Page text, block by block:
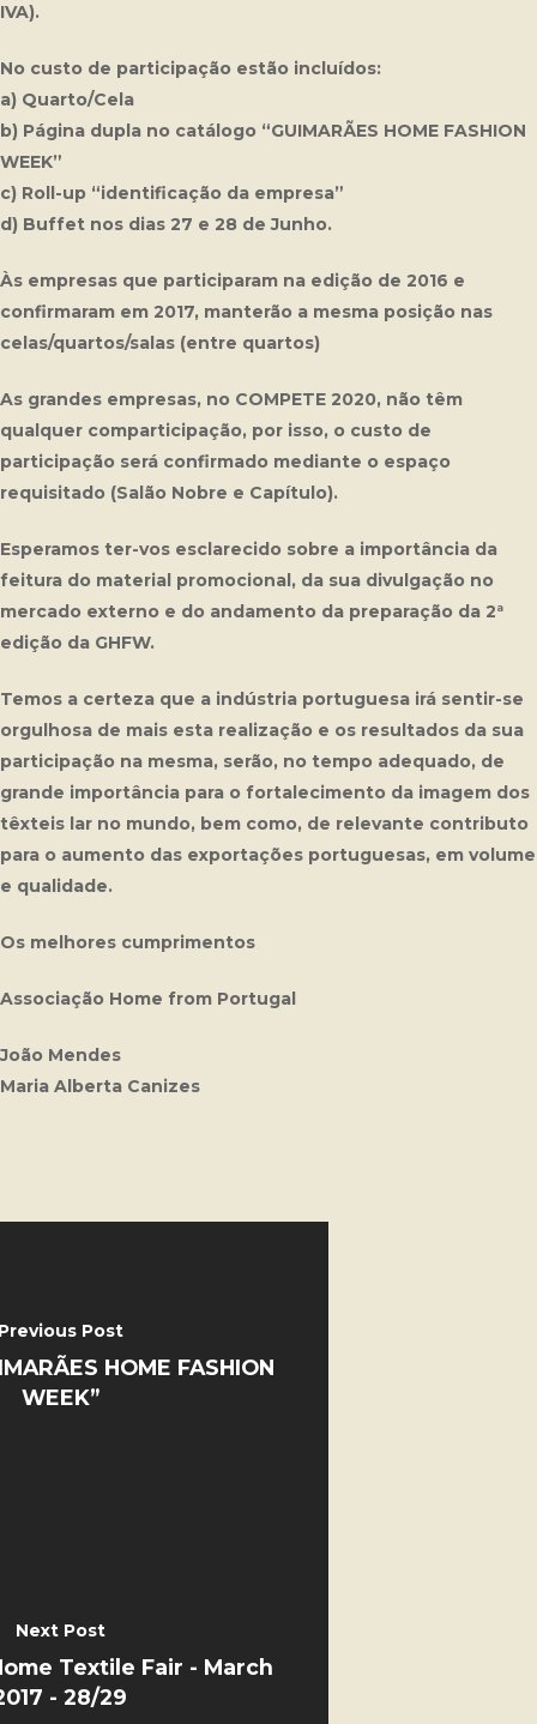
IVA).
No custo de participação estão incluídos:
a) Quarto/Cela
b) Página dupla no catálogo “GUIMARÃES HOME FASHION
WEEK”
c) Roll-up “identificação da empresa”
d) Buffet nos dias 27 e 28 de Junho.
Às empresas que participaram na edição de 2016 e
confirmaram em 2017, manterão a mesma posição nas
celas/quartos/salas (entre quartos)
As grandes empresas, no COMPETE 2020, não têm
qualquer comparticipação, por isso, o custo de
participação será confirmado mediante o espaço
requisitado (Salão Nobre e Capítulo).
Esperamos ter-vos esclarecido sobre a importância da
feitura do material promocional, da sua divulgação no
mercado externo e do andamento da preparação da 2ª
edição da GHFW.
Temos a certeza que a indústria portuguesa irá sentir-se
orgulhosa de mais esta realização e os resultados da sua
participação na mesma, serão, no tempo adequado, de
grande importância para o fortalecimento da imagem dos
têxteis lar no mundo, bem como, de relevante contributo
para o aumento das exportações portuguesas, em volume
e qualidade.
Os melhores cumprimentos
Associação Home from Portugal
João Mendes
Maria Alberta Canizes
Post
HOME FASHION
WEEK”
Next Post
Textile Fair - March
- 28/29